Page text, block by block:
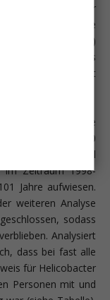
wenn sie für
Proteine
Cytomegalovirus
nicht
ist eine Analyse
In diese über 10
wurden initial
im Zeitraum 1998-
Jahre aufwiesen.
weiteren Analyse
sodass
Analysiert
dass bei fast alle
für Helicobacter
Personen mit und